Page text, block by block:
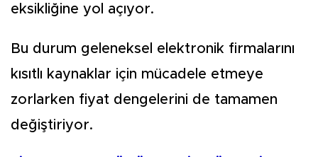
eksikliğine yol açıyor.
Bu durum geleneksel elektronik firmalarını
kısıtlı kaynaklar için mücadele etmeye
zorlarken fiyat dengelerini de tamamen
değiştiriyor.